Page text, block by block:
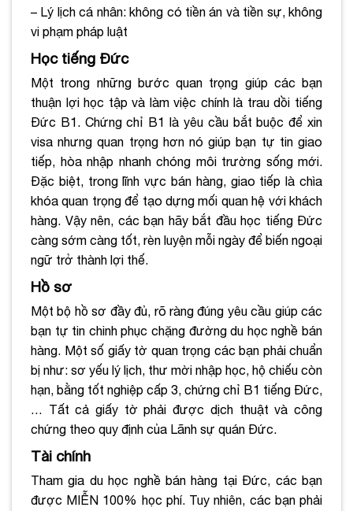
– Lý lịch cá nhân: không có tiền án và tiền sự, không
vi phạm pháp luật
Học tiếng Đức
Một trong những bước quan trọng giúp các bạn
thuận lợi học tập và làm việc chính là trau dồi tiếng
Đức B1. Chứng chỉ B1 là yêu cầu bắt buộc để xin
visa nhưng quan trọng hơn nó giúp bạn tự tin giao
tiếp, hòa nhập nhanh chóng môi trường sống mới.
Đặc biệt, trong lĩnh vực bán hàng, giao tiếp là chìa
khóa quan trọng để tạo dựng mối quan hệ với khách
hàng. Vậy nên, các bạn hãy bắt đầu học tiếng Đức
càng sớm càng tốt, rèn luyện mỗi ngày để biến ngoại
ngữ trở thành lợi thế.
Hồ sơ
Một bộ hồ sơ đầy đủ, rõ ràng đúng yêu cầu giúp các
bạn tự tin chinh phục chặng đường du học nghề bán
hàng. Một số giấy tờ quan trọng các bạn phải chuẩn
bị như: sơ yếu lý lịch, thư mời nhập học, hộ chiếu còn
hạn, bằng tốt nghiệp cấp 3, chứng chỉ B1 tiếng Đức,
… Tất cả giấy tờ phải được dịch thuật và công
chứng theo quy định của Lãnh sự quán Đức.
Tài chính
Tham gia du học nghề bán hàng tại Đức, các bạn
được MIỄN 100% học phí. Tuy nhiên, các bạn phải